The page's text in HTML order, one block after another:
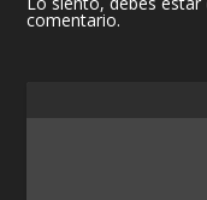
comentario.